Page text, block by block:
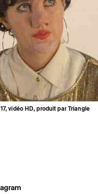
vidéo HD, produit par Triangle